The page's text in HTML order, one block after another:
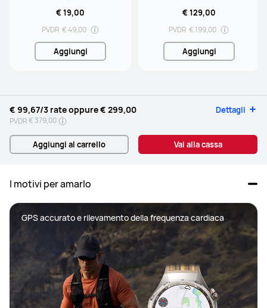
€ 19,00
PVDR € 49,00
Aggiungi
€ 129,00
PVDR € 199,00
Aggiungi
€ 99,67/3 rate oppure€ 299,00 Dettagli
PVDR€ 379,00
Aggiungi al carrello Vai alla cassa
I motivi per amarlo
GPS accurato e rilevamento della frequenza cardiaca